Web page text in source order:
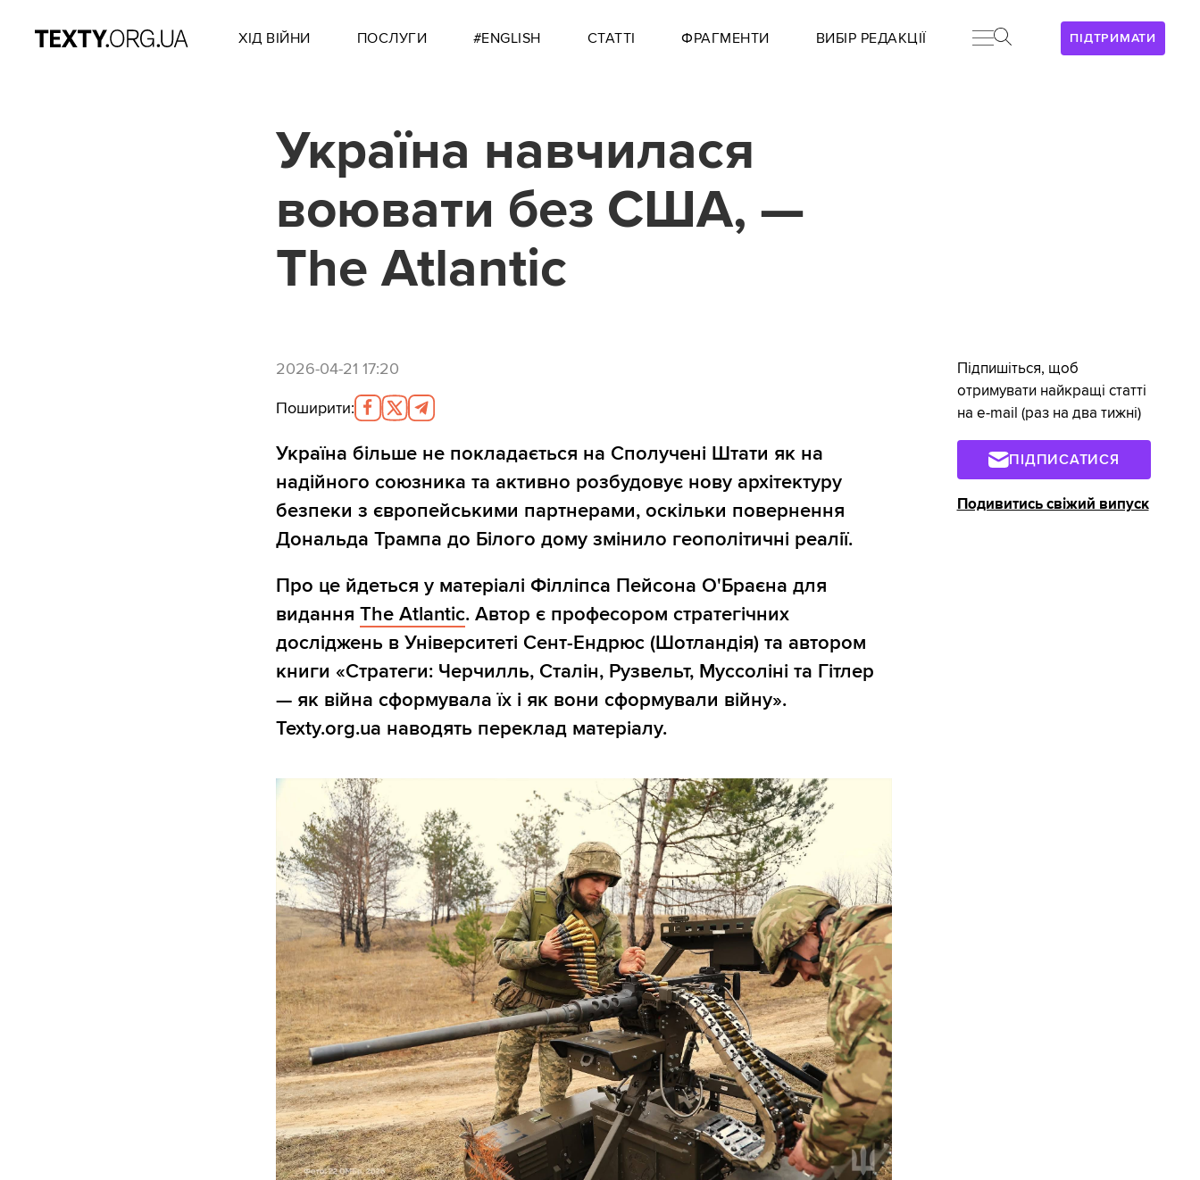
ПІДТРИМАТИ
ХІД ВІЙНИ ПОСЛУГИ #ENGLISH СТАТТІ ФРАГМЕНТИ ВИБІР РЕДАКЦІЇ
Україна навчилася
воювати без США, —
The Atlantic
2026-04-21 17:20
Поширити:
Україна більше не покладається на Сполучені Штати як на
надійного союзника та активно розбудовує нову архітектуру
безпеки з європейськими партнерами, оскільки повернення
Дональда Трампа до Білого дому змінило геополітичні реалії.
Про це йдеться у матеріалі Філліпса Пейсона О'Браєна для
видання The Atlantic. Автор є професором стратегічних
досліджень в Університеті Сент-Ендрюс (Шотландія) та автором
книги «Стратеги: Черчилль, Сталін, Рузвельт, Муссоліні та Гітлер
— як війна сформувала їх і як вони сформували війну».
Texty.org.ua наводять переклад матеріалу.
Підпишіться, щоб
отримувати найкращі статті
на e-mail (раз на два тижні)
ПІДПИСАТИСЯ
Подивитись свіжий випуск